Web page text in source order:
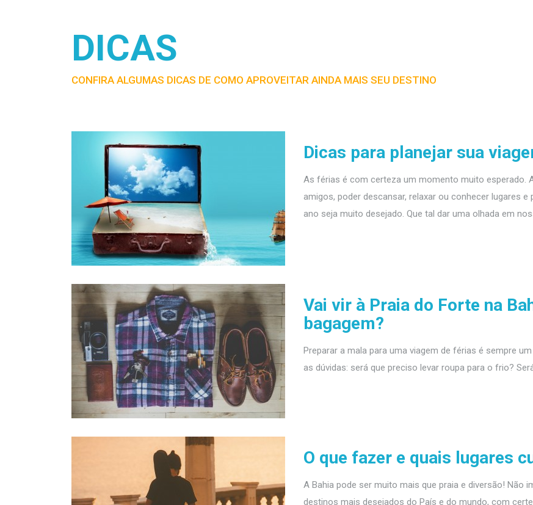
DICAS
CONFIRA ALGUMAS DICAS DE COMO APROVEITAR AINDA MAIS SEU DESTINO
Dicas para planejar sua
As férias é com certeza um momento muito esperado.
amigos, poder descansar, relaxar ou conhecer lugares
ano seja muito desejado. Que tal dar uma olhada em
Vai vir à Praia do Forte na
bagagem?
Preparar a mala para uma viagem de férias é sempre
as dúvidas: será que preciso levar roupa para o frio?
O que fazer e quais lugares
A Bahia pode ser muito mais que praia e diversão! Não
destinos mais desejados do País e do mundo, com